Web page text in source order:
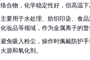
络合物，化学稳定性好，但高温下
主要用于水处理、纺织印染、食品
化妆品等领域，作为金属离子的螯
避免吸入粉尘，操作时佩戴防护
火源和氧化剂。